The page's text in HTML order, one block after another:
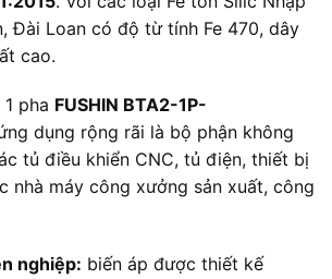
Đài Loan có độ từ tính Fe 470, dây
cao.
pha FUSHIN BTA2-1P-
dụng rộng rãi là bộ phận không
tủ điều khiển CNC, tủ điện, thiết bị
nhà máy công xưởng sản xuất, công
nghiệp: biến áp được thiết kế